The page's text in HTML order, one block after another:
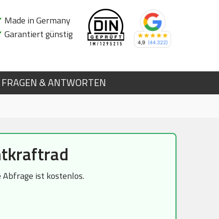
Made in Germany
Garantiert günstig
FRAGEN & ANTWORTEN
ist kostenlos.